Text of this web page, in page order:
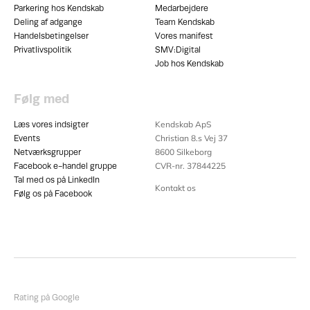
Parkering hos Kendskab
Deling af adgange
Handelsbetingelser
Privatlivspolitik
Medarbejdere
Team Kendskab
Vores manifest
SMV:Digital
Job hos Kendskab
Følg med
Læs vores indsigter
Events
Netværksgrupper
Facebook e-handel gruppe
Tal med os på LinkedIn
Følg os på Facebook
Kendskab ApS
Christian 8.s Vej 37
8600 Silkeborg
CVR-nr. 37844225
Kontakt os
Rating på Google